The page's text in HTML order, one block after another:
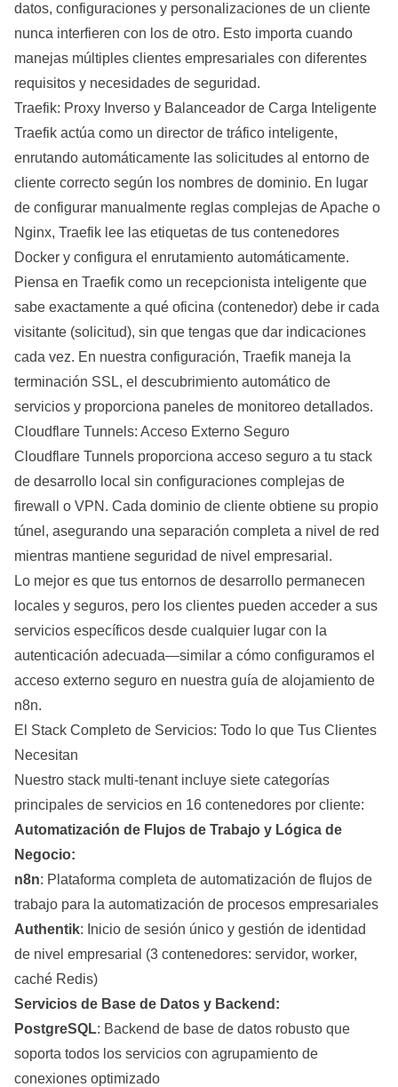
datos, configuraciones y personalizaciones de un cliente
nunca interfieren con los de otro. Esto importa cuando
manejas múltiples clientes empresariales con diferentes
requisitos y necesidades de seguridad.
Traefik: Proxy Inverso y Balanceador de Carga Inteligente
Traefik actúa como un director de tráfico inteligente,
enrutando automáticamente las solicitudes al entorno de
cliente correcto según los nombres de dominio. En lugar
de configurar manualmente reglas complejas de Apache o
Nginx, Traefik lee las etiquetas de tus contenedores
Docker y configura el enrutamiento automáticamente.
Piensa en Traefik como un recepcionista inteligente que
sabe exactamente a qué oficina (contenedor) debe ir cada
visitante (solicitud), sin que tengas que dar indicaciones
cada vez. En nuestra configuración, Traefik maneja la
terminación SSL, el descubrimiento automático de
servicios y proporciona paneles de monitoreo detallados.
Cloudflare Tunnels: Acceso Externo Seguro
Cloudflare Tunnels proporciona acceso seguro a tu stack
de desarrollo local sin configuraciones complejas de
firewall o VPN. Cada dominio de cliente obtiene su propio
túnel, asegurando una separación completa a nivel de red
mientras mantiene seguridad de nivel empresarial.
Lo mejor es que tus entornos de desarrollo permanecen
locales y seguros, pero los clientes pueden acceder a sus
servicios específicos desde cualquier lugar con la
autenticación adecuada—similar a cómo configuramos el
acceso externo seguro en nuestra guía de alojamiento de
n8n.
El Stack Completo de Servicios: Todo lo que Tus Clientes
Necesitan
Nuestro stack multi-tenant incluye siete categorías
principales de servicios en 16 contenedores por cliente:
Automatización de Flujos de Trabajo y Lógica de
Negocio:
n8n: Plataforma completa de automatización de flujos de
trabajo para la automatización de procesos empresariales
Authentik: Inicio de sesión único y gestión de identidad
de nivel empresarial (3 contenedores: servidor, worker,
caché Redis)
Servicios de Base de Datos y Backend :
PostgreSQL: Backend de base de datos robusto que
soporta todos los servicios con agrupamiento de
conexiones optimizado